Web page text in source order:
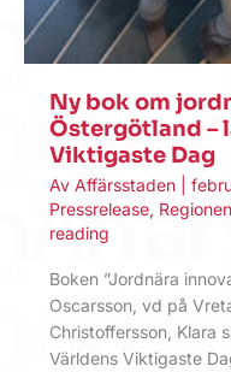
Ny bok om
Östergötland –
Viktigaste Dag
Av Affärsstaden
Pressrelease, Regionen
reading
Boken ”Jordnära
Oscarsson, vd på
Christoffersson, Klara
Världens Viktigaste